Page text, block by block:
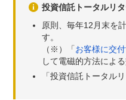
投資信託トータルリ
原則、毎年12月末を
す。
（※）「お客様に交
して電磁的方法によ
「投資信託トータル